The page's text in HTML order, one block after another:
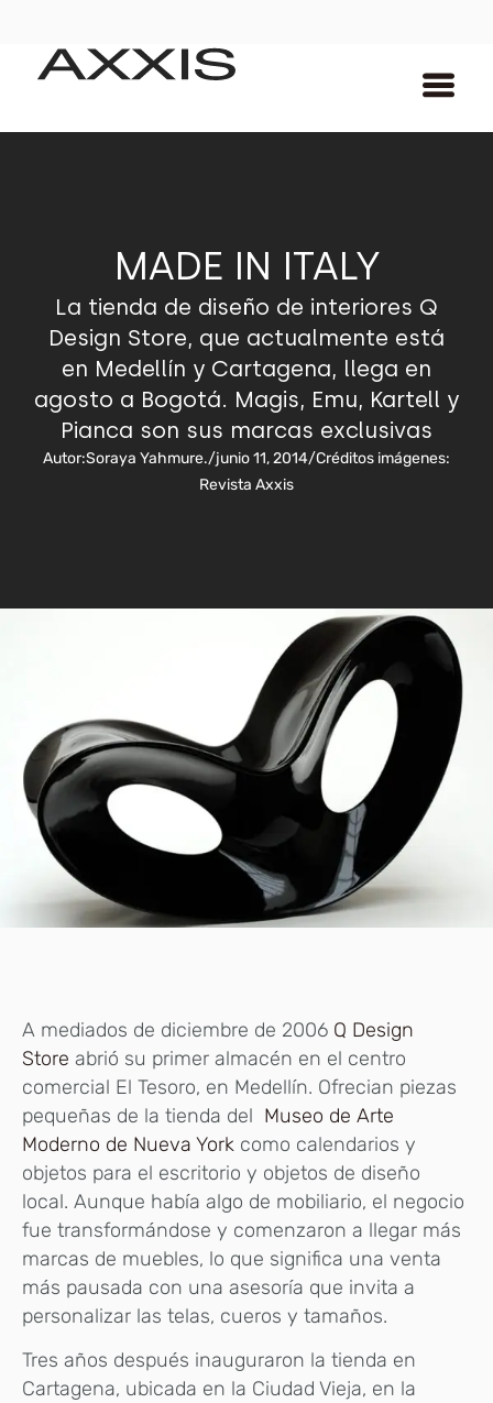
MADE IN ITALY
La tienda de diseño de interiores Q
Design Store, que actualmente está
en Medellín y Cartagena, llega en
agosto a Bogotá. Magis, Emu, Kartell y
Pianca son sus marcas exclusivas
Autor:Soraya Yahmure./junio 11, 2014/Créditos imágenes:
Revista Axxis
A mediados de diciembre de 2006 Q Design
Store abrió su primer almacén en el centro
comercial El Tesoro, en Medellín. Ofrecian piezas
pequeñas de la tienda del Museo de Arte
Moderno de Nueva York como calendarios y
objetos para el escritorio y objetos de diseño
local. Aunque había algo de mobiliario, el negocio
fue transformándose y comenzaron a llegar más
marcas de muebles, lo que significa una venta
más pausada con una asesoría que invita a
personalizar las telas, cueros y tamaños.
Tres años después inauguraron la tienda en
Cartagena, ubicada en la Ciudad Vieja, en la